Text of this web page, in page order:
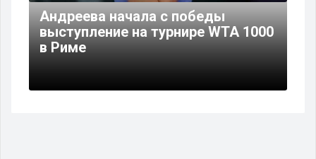
Андреева начала с победы
выступление на турнире WTA 1000
в Риме